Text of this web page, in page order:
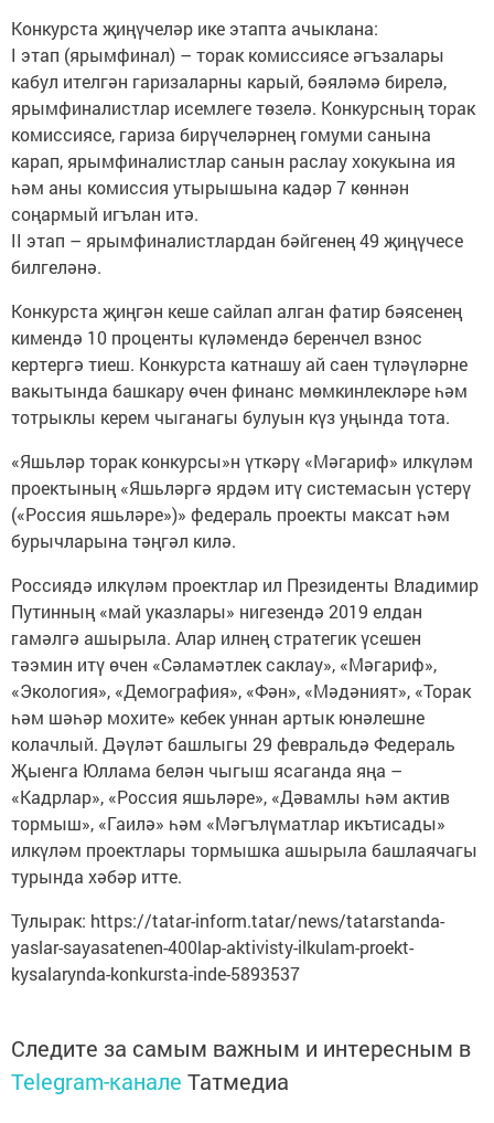
Конкурста җиңүчеләр ике этапта ачыклана:
I этап (ярымфинал) – торак комиссиясе әгъзалары
кабул ителгән гаризаларны карый, бәяләмә бирелә,
ярымфиналистлар исемлеге төзелә. Конкурсның торак
комиссиясе, гариза бирүчеләрнең гомуми санына
карап, ярымфиналистлар санын раслау хокукына ия
һәм аны комиссия утырышына кадәр 7 көннән
соңармый игълан итә.
II этап – ярымфиналистлардан бәйгенең 49 җиңүчесе
билгеләнә.
Конкурста җиңгән кеше сайлап алган фатир бәясенең
кимендә 10 проценты күләмендә беренчел взнос
кертергә тиеш. Конкурста катнашу ай саен түләүләрне
вакытында башкару өчен финанс мөмкинлекләре һәм
тотрыклы керем чыганагы булуын күз уңында тота.
«Яшьләр торак конкурсы»н үткәрү «Мәгариф» илкүләм
проектының «Яшьләргә ярдәм итү системасын үстерү
(«Россия яшьләре»)» федераль проекты максат һәм
бурычларына тәңгәл килә.
Россиядә илкүләм проектлар ил Президенты Владимир
Путинның «май указлары» нигезендә 2019 елдан
гамәлгә ашырыла. Алар илнең стратегик үсешен
тәэмин итү өчен «Сәламәтлек саклау», «Мәгариф»,
«Экология», «Демография», «Фән», «Мәдәният», «Торак
һәм шәһәр мохите» кебек уннан артык юнәлешне
колачлый. Дәүләт башлыгы 29 февральдә Федераль
Җыенга Юллама белән чыгыш ясаганда яңа –
«Кадрлар», «Россия яшьләре», «Дәвамлы һәм актив
тормыш», «Гаилә» һәм «Мәгълүматлар икътисады»
илкүләм проектлары тормышка ашырыла башлаячагы
турында хәбәр итте.
Тулырак: https://tatar-inform.tatar/news/tatarstanda-
yaslar-sayasatenen-400lap-aktivisty-ilkulam-proekt-
kysalarynda-konkursta-inde-5893537
Следите за самым важным и интересным в
Telegram-канале Татмедиа